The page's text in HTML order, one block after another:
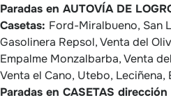
Paradas en AUTOVÍA DE
Casetas: Ford-Miralbueno, San
Gasolinera Repsol, Venta del
Empalme Monzalbarba, Venta
Venta el Cano, Utebo, Leciñena,
Paradas en CASETAS dirección